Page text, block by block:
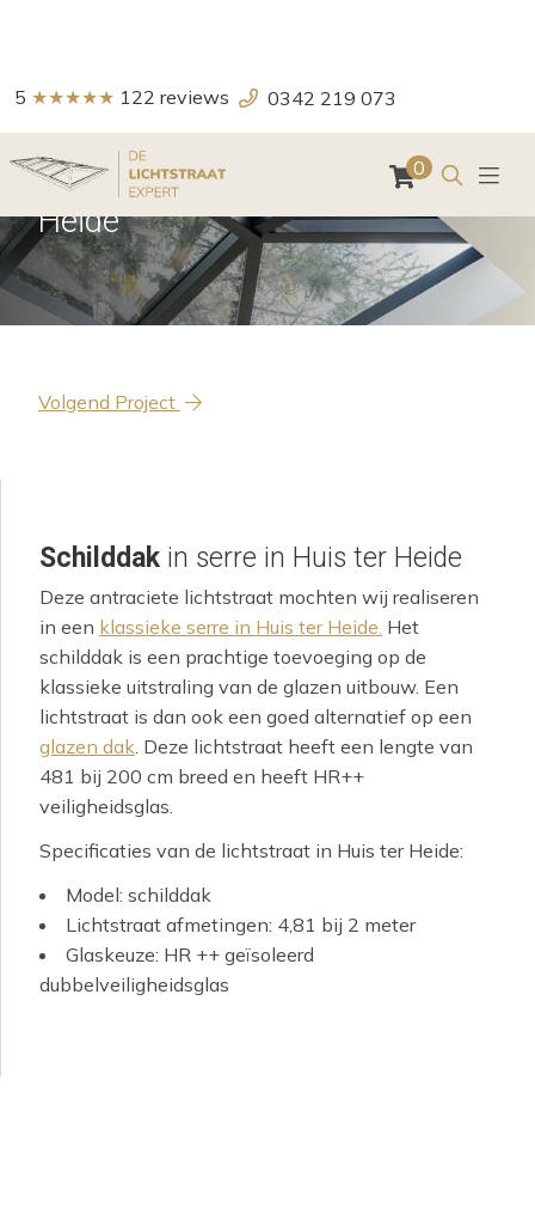
5 ★★★★★ 122 reviews 0342 219 073
0 Zoeken
Schilddak in serre in Huis ter
Heide
Volgend Project
Schilddak in serre in Huis ter Heide
Deze antraciete lichtstraat mochten wij realiseren
in een klassieke serre in Huis ter Heide. Het
schilddak is een prachtige toevoeging op de
klassieke uitstraling van de glazen uitbouw. Een
lichtstraat is dan ook een goed alternatief op een
glazen dak . Deze lichtstraat heeft een lengte van
481 bij 200 cm breed en heeft HR++
veiligheidsglas.
Specificaties van de lichtstraat in Huis ter Heide:
Model: schilddak
Lichtstraat afmetingen: 4,81 bij 2 meter
Glaskeuze: HR ++ geïsoleerd
dubbelveiligheidsglas